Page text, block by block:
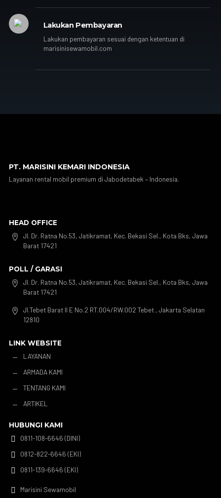
Lakukan Pembayaran
Lakukan pembayaran sesuai dengan ketentuan di
marisinisewamobil.com
PT. MARISINI KEMARI INDONESIA
Layanan rental mobil premium di Jabodetabek – Indonesia.
HEAD OFFICE

Jl. Dr. Ratna No.53, Jatikramat, Kec. Bekasi Sel., Kota Bks, Jawa
Barat 17421
POLL / GARASI

Jl. Dr. Ratna No.53, Jatikramat, Kec. Bekasi Sel., Kota Bks, Jawa
Barat 17421

Jl.Tebet Barat II E No.2 RT.004/RW.002 Tebet , Jakarta Selatan
12810
LINK WEBSITE
K
LAYANAN
K ARMADA KAMI
K TENTANG KAMI
K ARTIKEL
HUBUNGI KAMI

0811-108-6646 (DINI)

0812-822-6646 (EKI)

0811-139-6646 (EKI)
 Marisini Sewamobil